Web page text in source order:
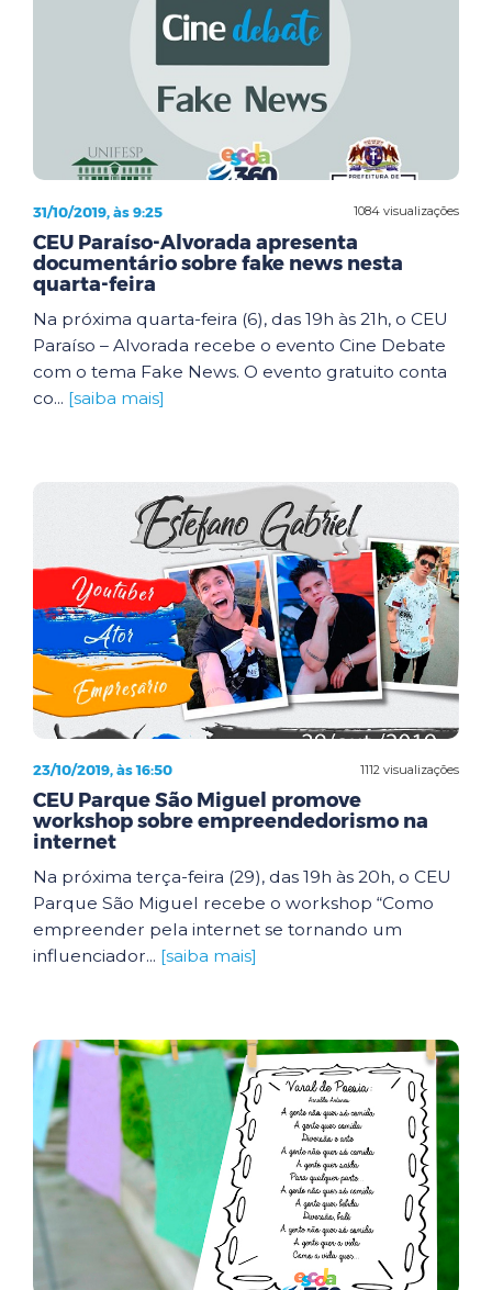
1084 visualizações
31/10/2019, às 9:25
CEU Paraíso-Alvorada apresenta
documentário sobre fake news nesta
quarta-feira
Na próxima quarta-feira (6), das 19h às 21h, o CEU
Paraíso – Alvorada recebe o evento Cine Debate
com o tema Fake News. O evento gratuito conta
co... [saiba mais]
1112 visualizações
23/10/2019, às 16:50
CEU Parque São Miguel promove
workshop sobre empreendedorismo na
internet
Na próxima terça-feira (29), das 19h às 20h, o CEU
Parque São Miguel recebe o workshop “Como
empreender pela internet se tornando um
influenciador... [saiba mais]